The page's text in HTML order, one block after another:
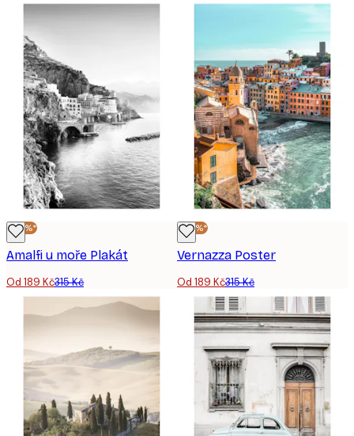
-40%*
Amalfi u moře Plakát
Od 189 Kč315 Kč
-40%*
Vernazza Poster
Od 189 Kč315 Kč